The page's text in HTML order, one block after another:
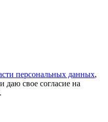
персональных данных,
и даю свое согласие на